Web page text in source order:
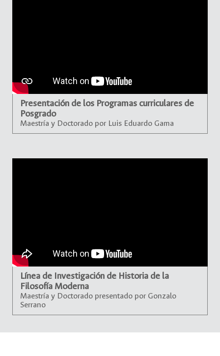
Presentación de los Programas curriculares de
Posgrado
Maestría y Doctorado por Luis Eduardo Gama
Línea de Investigación de Historia de la
Filosofía Moderna
Maestría y Doctorado presentado por Gonzalo
Serrano